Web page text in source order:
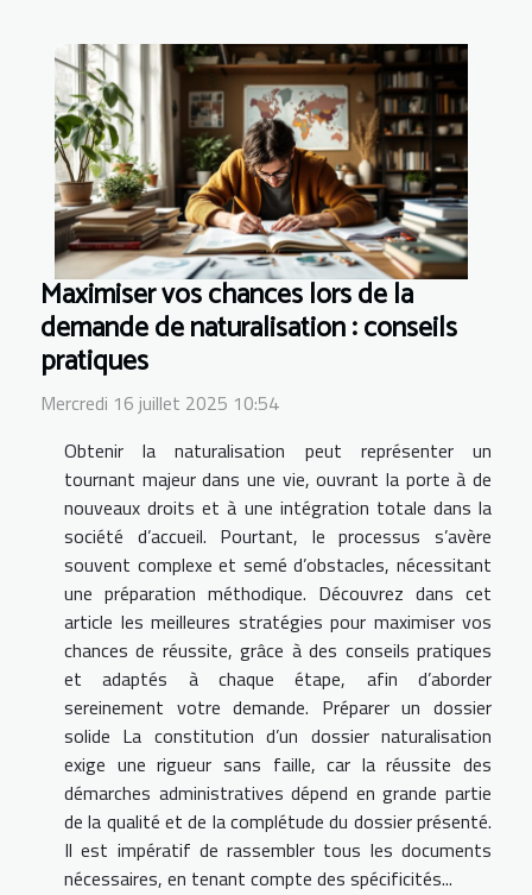
Maximiser vos chances lors de la
demande de naturalisation : conseils
pratiques
Mercredi 16 juillet 2025 10:54
Obtenir la naturalisation peut représenter un
tournant majeur dans une vie, ouvrant la porte à de
nouveaux droits et à une intégration totale dans la
société d’accueil. Pourtant, le processus s’avère
souvent complexe et semé d’obstacles, nécessitant
une préparation méthodique. Découvrez dans cet
article les meilleures stratégies pour maximiser vos
chances de réussite, grâce à des conseils pratiques
et adaptés à chaque étape, afin d’aborder
sereinement votre demande. Préparer un dossier
solide La constitution d’un dossier naturalisation
exige une rigueur sans faille, car la réussite des
démarches administratives dépend en grande partie
de la qualité et de la complétude du dossier présenté.
Il est impératif de rassembler tous les documents
nécessaires, en tenant compte des spécificités...